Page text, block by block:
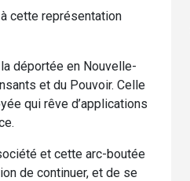
cette représentation
déportée en Nouvelle-
et du Pouvoir. Celle
qui rêve d’applications
et cette arc-boutée
de continuer, et de se